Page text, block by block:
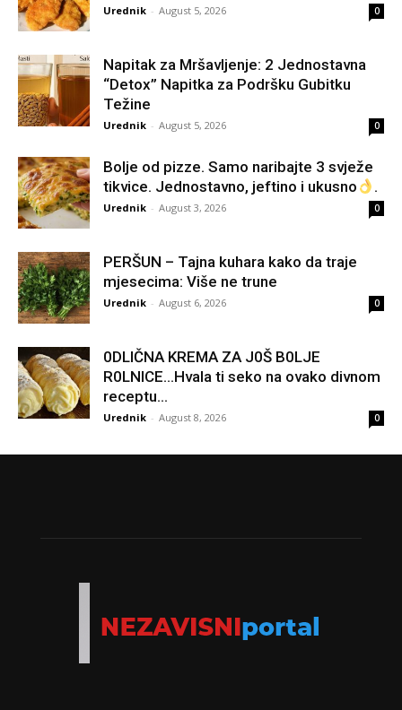
Urednik - August 5, 2026 0
Napitak za Mršavljenje: 2 Jednostavna
“Detox” Napitka za Podršku Gubitku
Težine
Urednik - August 5, 2026 0
Bolje od pizze. Samo naribajte 3 svježe
tikvice. Jednostavno, jeftino i ukusno
.
Urednik - August 3, 2026 0
PERŠUN – Tajna kuhara kako da traje
mjesecima: Više ne trune
Urednik - August 6, 2026 0
0DLIČNA KREMA ZA J0Š B0LJE
R0LNICE…Hvala ti seko na ovako divnom
receptu…
Urednik - August 8, 2026 0